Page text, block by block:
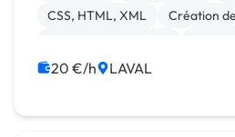
développ...
CSS, HTML, XML
Création
Migration ou refonte de site
20 €/h LAVAL